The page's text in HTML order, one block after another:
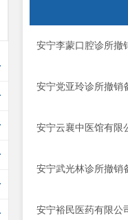
安宁李蒙口腔诊所撤
安宁党亚玲诊所撤销
安宁云襄中医馆有限
安宁武光林诊所撤销
安宁裕民医药有限公